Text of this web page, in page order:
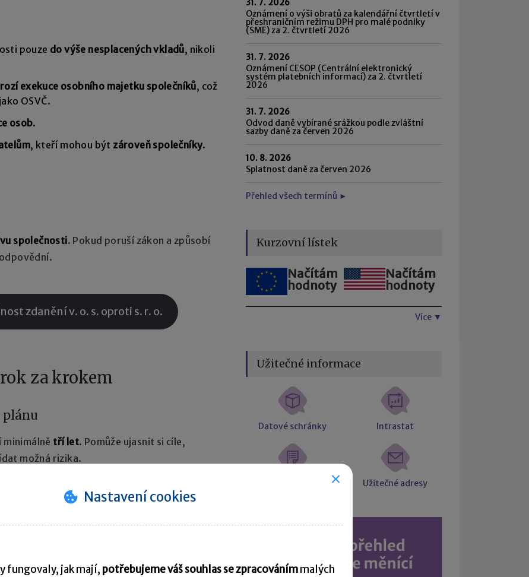
pouze do výše nesplacených vkladů, nikoli
exekuce osobního majetku společníků, což
OSVČ.
osob.
, kteří mohou býtzároveň společníky.
společnosti. Pokud poruší zákon a způsobí
zdanění v. o. s. oproti s. r. o.
za krokem
plánu
tří let. Pomůže ujasnit si cíle,
možná rizika.
jednom společníkovi) nebospolečenskou
obvykle pohybuje kolem 4 000 Kč bez DPH.
31. 7. 2026
Oznámení o výši obratů za kalendářní čtvrtletí v
přeshraničním režimu DPH pro malé podniky
(SME) za 2. čtvrtletí 2026
31. 7. 2026
Oznámení CESOP (Centrální elektronický
systém platebních informací) za 2. čtvrtletí
2026
31. 7. 2026
Odvod daně vybírané srážkou podle zvláštní
sazby daně za červen 2026
10. 8. 2026
Splatnost daně za červen 2026
Přehled všech termínů ►
Kurzovní lístek
Načítám
hodnoty
Načítám
hodnoty
Více ▼
Užitečné informace
Datové schránky Intrastat
Užitečné adresy
Nastavení cookies
fungovaly, jak mají, potřebujeme váš souhlas se zpracovánímmalých